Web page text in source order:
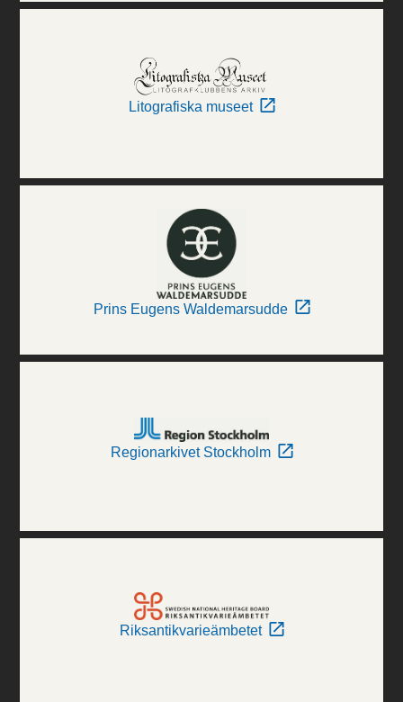
Litografiska museet
Prins Eugens Waldemarsudde
Regionarkivet Stockholm
Riksantikvarieämbetet